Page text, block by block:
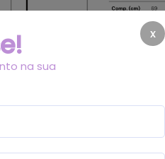
Frente: 29x42
a área como largura x altura.
x
na sua